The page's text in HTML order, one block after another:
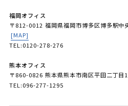
福岡オフィス
〒812-0012 福岡県福岡市博多区博多駅中
[MAP]
TEL:0120-278-276
熊本オフィス
〒860-0826 熊本県熊本市南区平田二丁目
TEL:096-277-1295